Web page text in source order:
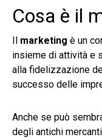
Cosa è il
Il marketing è un
insieme di attività e
alla fidelizzazione
successo delle
Anche se può
degli antichi